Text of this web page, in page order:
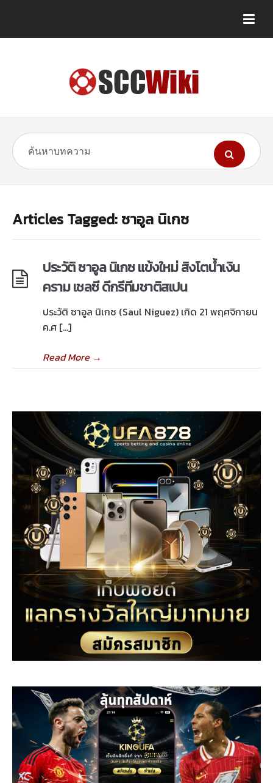
Articles Tagged: ซาอูล นิเกซ
ประวัติ ซาอูล นิเกซ แข้งใหม่ สิงโตน้ำเงิน
คราม เชลซี ดีกรีทีมชาติสเปน
ประวัติ ซาอูล นิเกซ (Saul Niguez) เกิด 21 พฤศจิกายน
ค.ศ […]
Read More→